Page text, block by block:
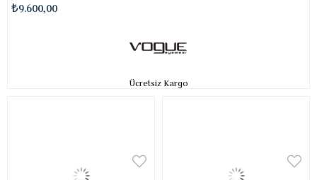
₺9.600,00
Ücretsiz Kargo